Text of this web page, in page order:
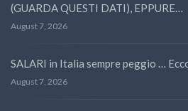
(GUARDA QUESTI DATI), EPPURE…
August 7, 2026
SALARI in Italia sempre peggio …
August 7, 2026